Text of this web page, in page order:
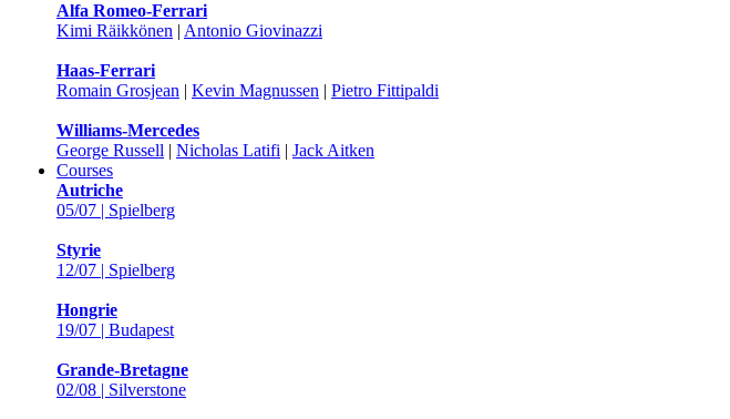
Alfa Romeo-Ferrari
Kimi Räikkönen | Antonio Giovinazzi
Haas-Ferrari
Romain Grosjean | Kevin Magnussen | Pietro Fittipaldi
Williams-Mercedes
George Russell | Nicholas Latifi | Jack Aitken
Courses
Autriche
05/07 | Spielberg
Styrie
12/07 | Spielberg
Hongrie
19/07 | Budapest
Grande-Bretagne
02/08 | Silverstone